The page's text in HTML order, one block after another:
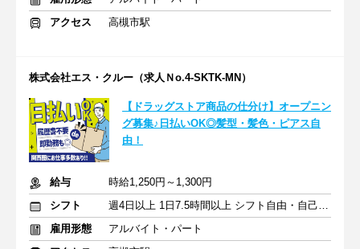
アクセス
高槻市駅
株式会社エス・クルー（求人Ｎo.4-SKTK-MN）
【ドラッグストア商品の仕分け】オープニン
グ募集♪日払いOK◎髪型・髪色・ピアス自
由！
給与
時給1,250円～1,300円
シフト
週4日以上 1日7.5時間以上 シフト自由・自己申告
雇用形態
アルバイト・パート